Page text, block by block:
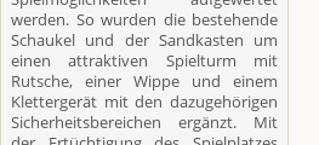
werden. So wurden die bestehende
Schaukel und der Sandkasten um
einen attraktiven Spielturm mit
Rutsche, einer Wippe und einem
Klettergerät mit den dazugehörigen
Sicherheitsbereichen ergänzt. Mit